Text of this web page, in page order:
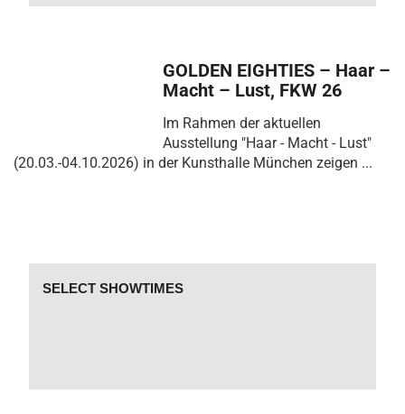
GOLDEN EIGHTIES – Haar –
Macht – Lust, FKW 26
Im Rahmen der aktuellen
Ausstellung "Haar - Macht - Lust"
(20.03.-04.10.2026) in der Kunsthalle München zeigen ...
SELECT SHOWTIMES